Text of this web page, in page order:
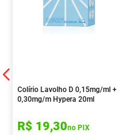
Colírio Lavolho D 0,15mg/ml +
0,30mg/m Hypera 20ml
R$ 19,30no PIX